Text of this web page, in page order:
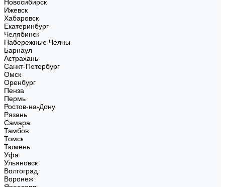
Новосибирск
Ижевск
Хабаровск
Екатеринбург
Челябинск
Набережные Челны
Барнаул
Астрахань
Санкт-Петербург
Омск
Оренбург
Пенза
Пермь
Ростов-на-Дону
Рязань
Самара
Тамбов
Томск
Тюмень
Уфа
Ульяновск
Волгоград
Воронеж